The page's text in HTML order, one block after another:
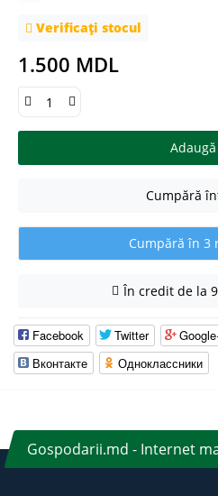
Verificați stocul
1.500 MDL
Cumpără
Cumpără în 3
În credit de la
Facebook Twitter
Вконтакте
Одноклассники
Gospodarii.md - Internet